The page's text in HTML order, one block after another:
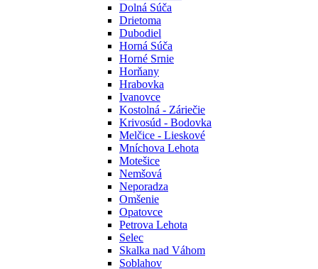
Dolná Súča
Drietoma
Dubodiel
Horná Súča
Horné Srnie
Horňany
Hrabovka
Ivanovce
Kostolná - Záriečie
Krivosúd - Bodovka
Melčice - Lieskové
Mníchova Lehota
Motešice
Nemšová
Neporadza
Omšenie
Opatovce
Petrova Lehota
Selec
Skalka nad Váhom
Soblahov